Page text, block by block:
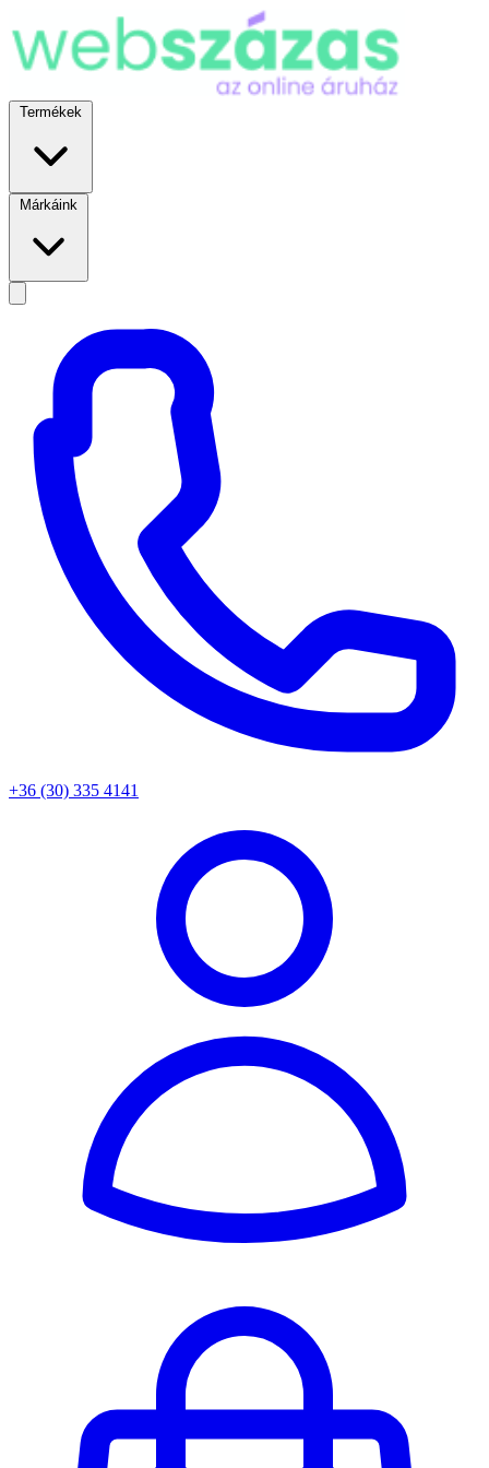
Termékek
Márkáink
+36 (30) 335 4141